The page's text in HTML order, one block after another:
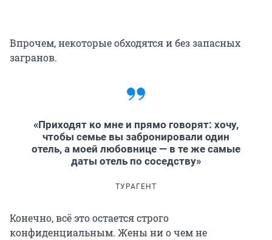
Впрочем, некоторые обходятся и без запасных
загранов.
«Приходят ко мне и прямо говорят: хочу,
чтобы семье вы забронировали один
отель, а моей любовнице — в те же самые
даты отель по соседству»
ТУРАГЕНТ
Конечно, всё это остается строго
конфиденциальным. Жены ни о чем не